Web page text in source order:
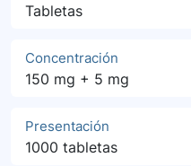
Tabletas
Concentración
150 mg + 5 mg
Presentación
1000 tabletas